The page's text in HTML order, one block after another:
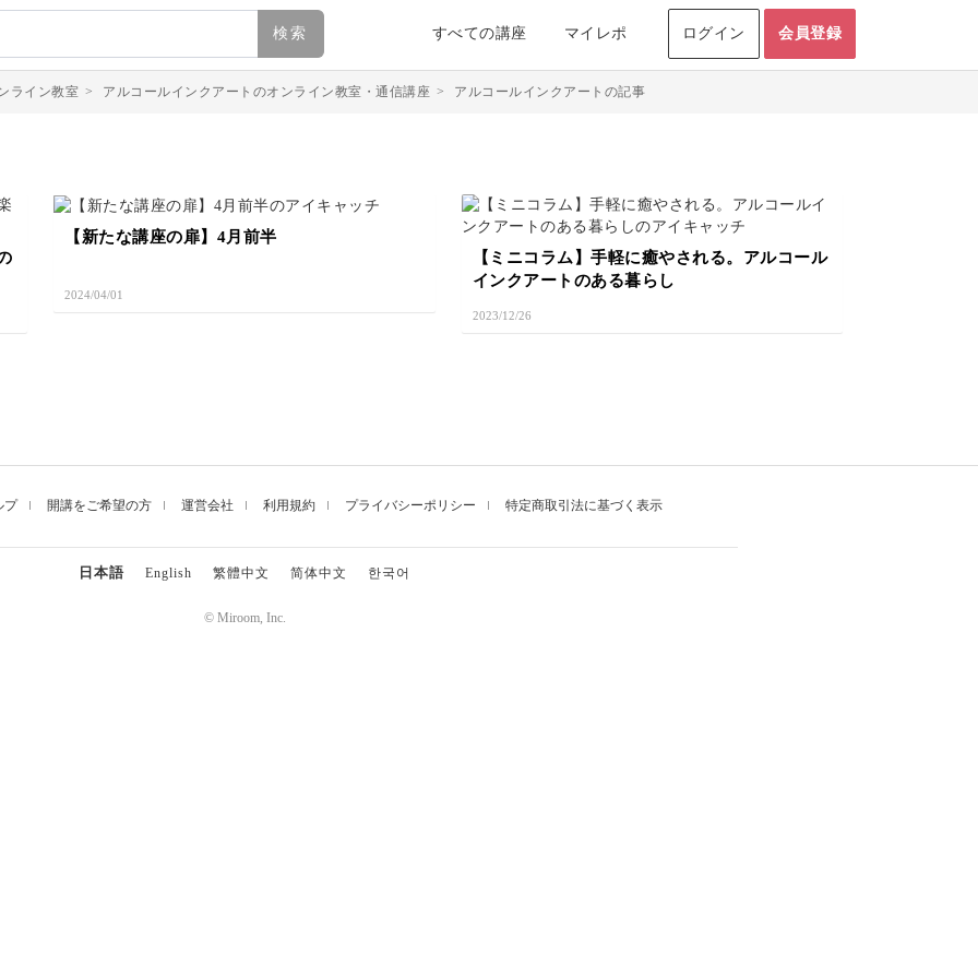
検索 すべての講座 マイレポ ログイン 会員登録
ライン教室 > アルコールインクアートのオンライン教室・通信講座 > アルコールインクアートの記事
【新たな講座の扉】4月前半
2024/04/01
【ミニコラム】手軽に癒やされる。アルコール
インクアートのある暮らし
2023/12/26
プ 開講をご希望の方 運営会社 利用規約 プライバシーポリシー 特定商取引法に基づく表示
日本語 English 繁體中文 简体中文 한국어
© Miroom, Inc.